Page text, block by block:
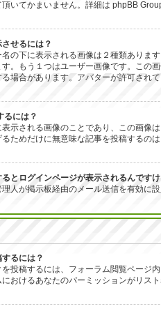
いてかまいません。詳細は phpBB
せるには？
の下に表示される画像は２種類ありま
。もう１つはユーザー画像です。この
場合があります。アバターが許可され
るには？
示される画像のことであり、この画像
ためだけに無意味な記事を投稿するの
とログインページが表示されるんですけ
人が掲示板経由のメール送信を有効に
るには？
投稿するには、フォーラム閲覧ページ
おけるあなたのパーミッションがリス